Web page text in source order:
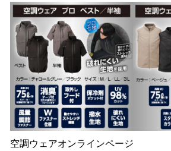
空調ウェアオンラインページ